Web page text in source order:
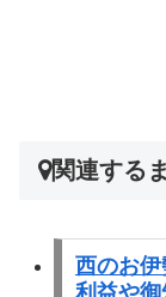
関連する
西のお
利益や御